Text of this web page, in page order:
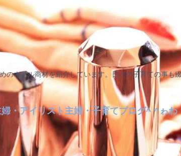
のネイル商材を紹介しています。日々の子育ての事も
・アイリスト主婦・子育てブログ^ ^ゎわ